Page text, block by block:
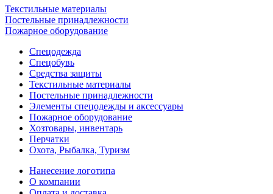
Текстильные материалы
Постельные принадлежности
Пожарное оборудование
Спецодежда
Спецобувь
Средства защиты
Текстильные материалы
Постельные принадлежности
Элементы спецодежды и аксессуары
Пожарное оборудование
Хозтовары, инвентарь
Перчатки
Охота, Рыбалка, Туризм
Нанесение логотипа
О компании